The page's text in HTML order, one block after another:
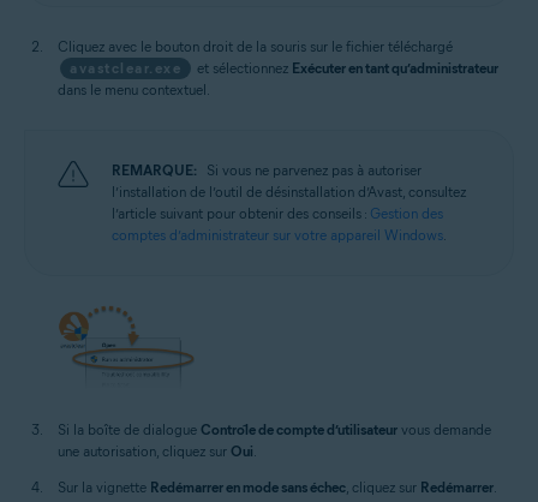
Cliquez avec le bouton droit de la souris sur le fichier téléchargé
avastclear.exe
et sélectionnez Exécuter en tant qu’administrateur
dans le menu contextuel.
REMARQUE:
Si vous ne parvenez pas à autoriser
l’installation de l’outil de désinstallation d’Avast, consultez
l’article suivant pour obtenir des conseils : Gestion des
comptes d’administrateur sur votre appareil Windows.
Si la boîte de dialogue Contrôle de compte d’utilisateur vous demande
une autorisation, cliquez sur Oui
Sur la vignette Redémarrer en mode sans échec , cliquez sur Redémarrer